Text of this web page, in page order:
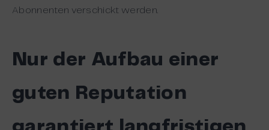
Abonnenten verschickt werden.
Nur der Aufbau einer
guten Reputation